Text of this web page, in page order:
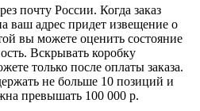
почту России. Когда заказ
ваш адрес придет извещение о
вы можете оценить состояние
Вскрывать коробку
только после оплаты заказа.
не больше 10 позиций и
превышать 100 000 р.